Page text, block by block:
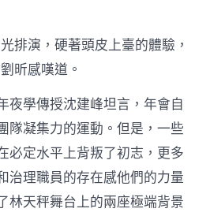
排演，硬著頭皮上臺的體驗，
昕感嘆道。
夜學傳授沈建峰坦言，年會自
隊凝集力的運動。但是，一些
必定水平上背叛了初志，更多
治理職員的存在感他們的力量
林天秤舞台上的兩座極端背景